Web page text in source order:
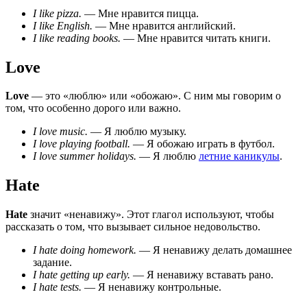
I like pizza. — Мне нравится пицца.
I like English. — Мне нравится английский.
I like reading books. — Мне нравится читать книги.
Love
Love — это «люблю» или «обожаю». С ним мы говорим о
том, что особенно дорого или важно.
I love music. — Я люблю музыку.
I love playing football. — Я обожаю играть в футбол.
I love summer holidays. — Я люблю летние каникулы.
Hate
Hate значит «ненавижу». Этот глагол используют, чтобы
рассказать о том, что вызывает сильное недовольство.
I hate doing homework. — Я ненавижу делать домашнее
задание.
I hate getting up early. — Я ненавижу вставать рано.
I hate tests. — Я ненавижу контрольные.